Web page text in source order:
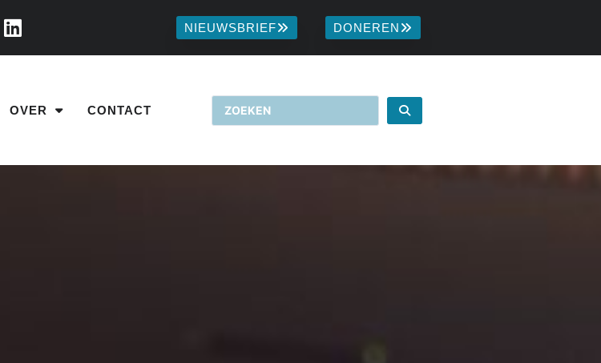
NIEUWSBRIEF DONEREN
OVER CONTACT